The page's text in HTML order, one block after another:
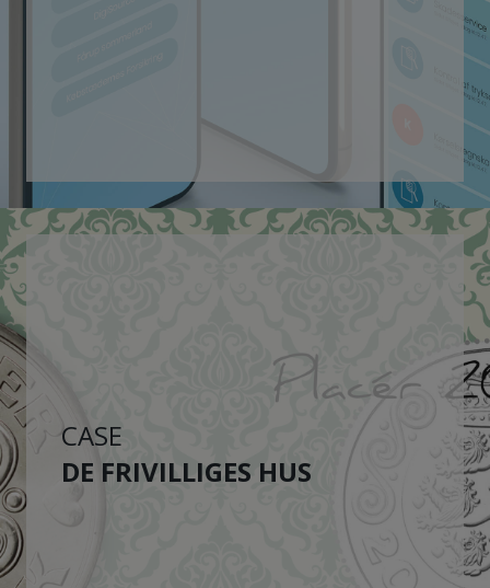
CASE
DE FRIVILLIGES HUS